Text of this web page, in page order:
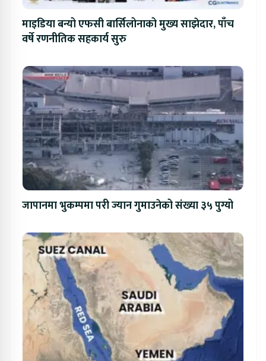
माइडिया बन्यो एफसी बार्सिलोनाको मुख्य साझेदार, पाँच
वर्षे रणनीतिक सहकार्य सुरु
जापानमा भुकम्पमा परी ज्यान गुमाउनेको संख्या ३५ पुग्यो